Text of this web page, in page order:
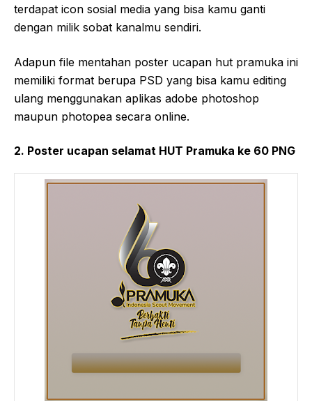
terdapat icon sosial media yang bisa kamu ganti
dengan milik sobat kanalmu sendiri.
Adapun file mentahan poster ucapan hut pramuka ini
memiliki format berupa PSD yang bisa kamu editing
ulang menggunakan aplikas adobe photoshop
maupun photopea secara online.
2. Poster ucapan selamat HUT Pramuka ke 60 PNG